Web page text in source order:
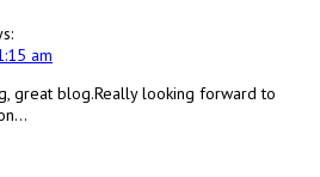
am
great blog.Really looking forward to